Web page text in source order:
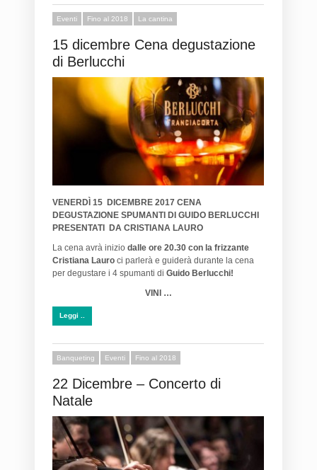
Eventi Fino al 2018 La cantina
15 dicembre Cena degustazione
di Berlucchi
VENERDÌ 15 DICEMBRE 2017 CENA
DEGUSTAZIONE SPUMANTI DI GUIDO BERLUCCHI
PRESENTATI DA CRISTIANA LAURO
La cena avrà inizio dalle ore 20.30 con la frizzante
Cristiana Lauro ci parlerà e guiderà durante la cena
per degustare i 4 spumanti di Guido Berlucchi!
VINI …
Leggi ..
Banqueting Eventi Fino al 2018
22 Dicembre – Concerto di
Natale